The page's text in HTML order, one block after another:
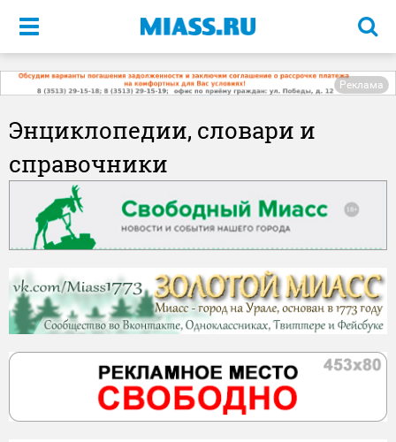
Меню
Реклама
Энциклопедии, словари и
справочники